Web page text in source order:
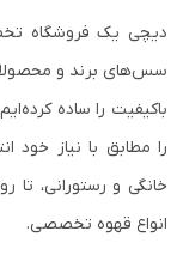
دیچی یک فروشگاه
سس‌های برند و
باکیفیت را ساده
را مطابق با نیاز
خانگی و رستورانی، تا
انواع قهوه تخصصی.